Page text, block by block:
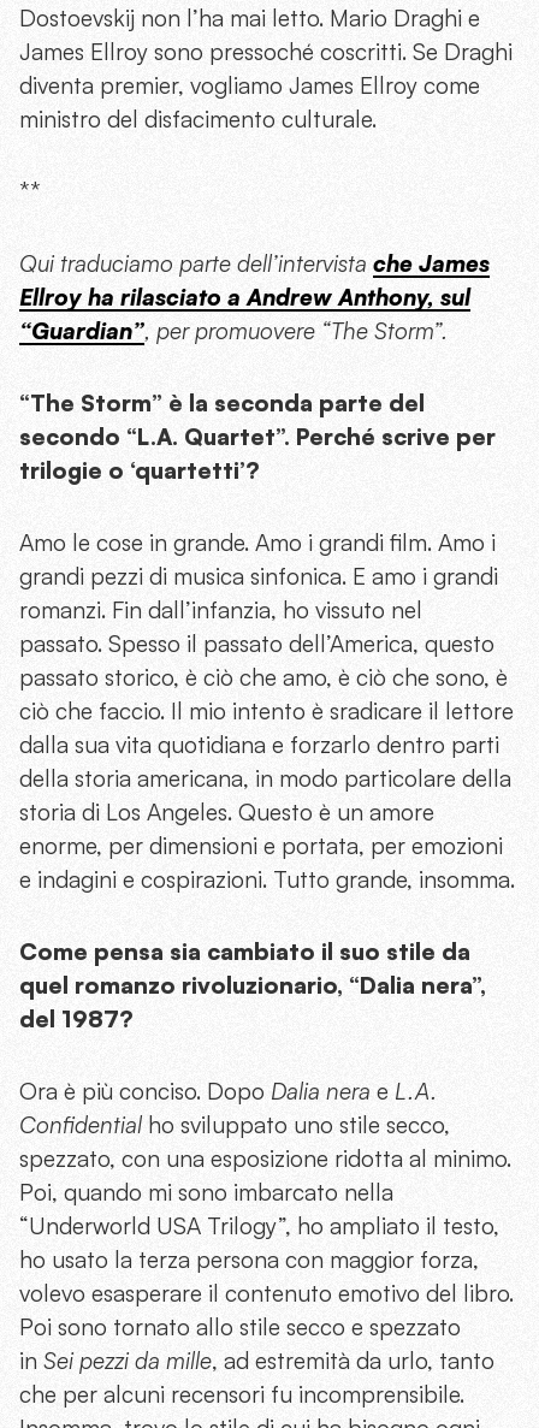
Dostoevskij non l’ha mai letto. Mario Draghi e
James Ellroy sono pressoché coscritti. Se Draghi
diventa premier, vogliamo James Ellroy come
ministro del disfacimento culturale.
**
Qui traduciamo parte dell’intervista che James
Ellroy ha rilasciato a Andrew Anthony, sul
“Guardian”, per promuovere “The Storm”.
“The Storm” è la seconda parte del
secondo “L.A. Quartet”. Perché scrive per
trilogie o ‘quartetti’?
Amo le cose in grande. Amo i grandi film. Amo i
grandi pezzi di musica sinfonica. E amo i grandi
romanzi. Fin dall’infanzia, ho vissuto nel
passato. Spesso il passato dell’America, questo
passato storico, è ciò che amo, è ciò che sono, è
ciò che faccio. Il mio intento è sradicare il lettore
dalla sua vita quotidiana e forzarlo dentro parti
della storia americana, in modo particolare della
storia di Los Angeles. Questo è un amore
enorme, per dimensioni e portata, per emozioni
e indagini e cospirazioni. Tutto grande, insomma.
Come pensa sia cambiato il suo stile da
quel romanzo rivoluzionario, “Dalia nera”,
del 1987?
Ora è più conciso. Dopo Dalia nera e L.A.
Confidential ho sviluppato uno stile secco,
spezzato, con una esposizione ridotta al minimo.
Poi, quando mi sono imbarcato nella
“Underworld USA Trilogy”, ho ampliato il testo,
ho usato la terza persona con maggior forza,
volevo esasperare il contenuto emotivo del libro.
Poi sono tornato allo stile secco e spezzato
in Sei pezzi da mille, ad estremità da urlo, tanto
che per alcuni recensori fu incomprensibile.